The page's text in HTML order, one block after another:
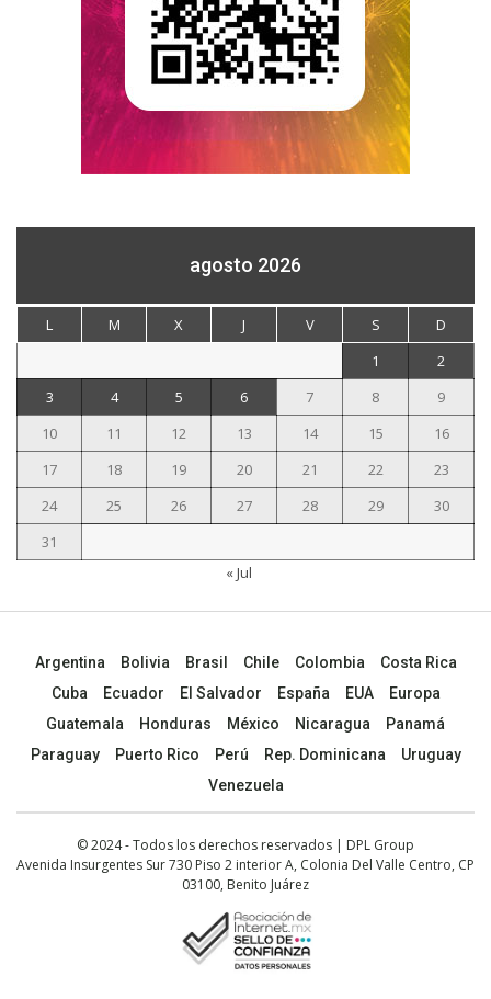
agosto 2026
L M X J V S
D
1
2
3
4 5 6 7 8
9
10
11 12 13 14 15
16
17
18 19 20 21 22
23
24
25 26 27 28 29
30
31
« Jul
Argentina Bolivia Brasil Chile Colombia
Costa Rica
Cuba
Ecuador El Salvador España EUA
Europa
Guatemala
Honduras México Nicaragua
Panamá
Paraguay
Puerto Rico Perú Rep. Dominicana
Uruguay
Venezuela
© 2024 - Todos los derechos reservados | DPL Group
Avenida Insurgentes Sur 730 Piso 2 interior A, Colonia Del Valle Centro, CP
03100, Benito Juárez